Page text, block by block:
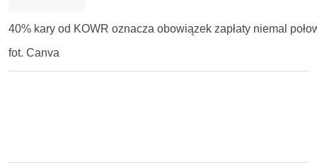
40% kary od KOWR oznacza obowiązek zapłaty niemal
fot. Canva